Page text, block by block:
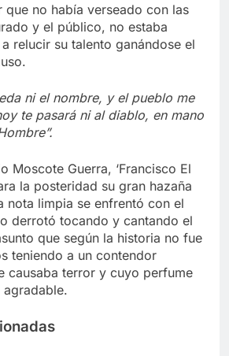
que no había verseado con las
y el público, no estaba
relucir su talento ganándose el
ni el nombre, y el pueblo me
te pasará ni al diablo, en mano
Moscote Guerra, ‘Francisco El
la posteridad su gran hazaña
nota limpia se enfrentó con el
derrotó tocando y cantando el
que según la historia no fue
teniendo a un contendor
causaba terror y cuyo perfume